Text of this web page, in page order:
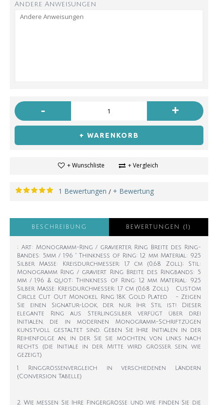
Andere Anweisungen
- +
+ WARENKORB
+ Wunschliste + Vergleich
1 Bewertungen / + Bewertung
BESCHREIBUNG BEWERTUNGEN (1)
; Art: Monogramm-Ring / gravierter Ring Breite des Ring-
Bandes: 5mm / 1.96 " Thinkness of Ring: 1,2 mm Material: 925
Silber Maße: Kreisdurchmesser: 1,7 cm (0,68 Zoll); Stil:
Monogramm Ring / graviert Ring Breite des Ringbands: 5
mm / 1,96 & quot; Thinkness of Ring: 1,2 mm Material: 925
Silber Maße: Kreisdurchmesser: 1,7 cm (0,68 Zoll) Custom
Circle Cut Out Monokel Ring 18K Gold Plated - Zeigen
Sie einen Signatur-Look, der nur Ihr Stil ist! Dieser
elegante Ring aus Sterlingsilber verfügt über drei
Initialen, die in modernen Monogramm-Schriftzügen
kunstvoll gestaltet sind. Geben Sie Ihre Initialen in der
Reihenfolge an, in der Sie sie möchten, von links nach
rechts (die Initiale in der Mitte wird größer sein, wie
gezeigt.)
1. Ringgrößenvergleich in verschiedenen Ländern
(Conversion Tabelle)
2. Wie messen Sie Ihre Fingergröße und wie finden Sie die